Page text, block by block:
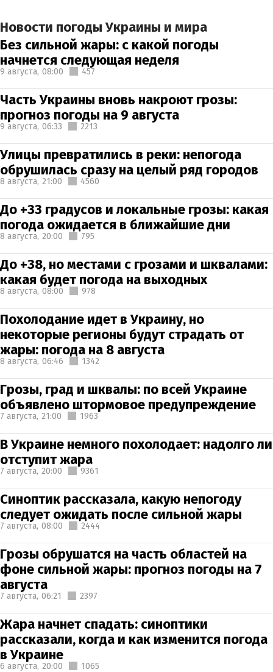
Новости погоды Украины и мира
Без сильной жары: с какой погоды
начнется следующая неделя
9 августа, 08:00 457
Часть Украины вновь накроют грозы:
прогноз погоды на 9 августа
9 августа, 06:33 2213
Улицы превратились в реки: непогода
обрушилась сразу на целый ряд городов
8 августа, 21:00 4560
До +33 градусов и локальные грозы: какая
погода ожидается в ближайшие дни
8 августа, 20:00 795
До +38, но местами с грозами и шквалами:
какая будет погода на выходных
8 августа, 08:00 978
Похолодание идет в Украину, но
некоторые регионы будут страдать от
жары: погода на 8 августа
8 августа, 06:46 1342
Грозы, град и шквалы: по всей Украине
объявлено штормовое предупреждение
7 августа, 21:00 1963
В Украине немного похолодает: надолго ли
отступит жара
7 августа, 20:00 9361
Синоптик рассказала, какую непогоду
следует ожидать после сильной жары
7 августа, 08:00 2444
Грозы обрушатся на часть областей на
фоне сильной жары: прогноз погоды на 7
августа
7 августа, 06:21 2397
Жара начнет спадать: синоптики
рассказали, когда и как изменится погода
в Украине
6 августа, 20:00 1065